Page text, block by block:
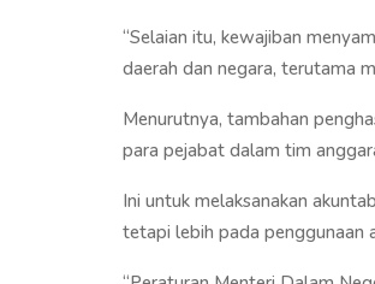
“Selaian itu, kewajiban
daerah dan negara, terutama
Menurutnya, tambahan
para pejabat dalam tim
Ini untuk melaksanakan
tetapi lebih pada penggunaan